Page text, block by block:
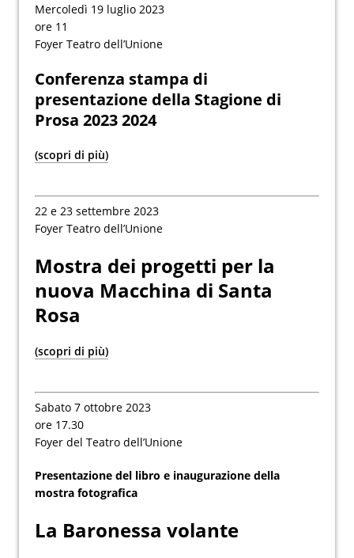
Mercoledì 19 luglio 2023
ore 11
Foyer Teatro dell’Unione
Conferenza stampa di
presentazione della Stagione di
Prosa 2023 2024
(scopri di più)
22 e 23 settembre 2023
Foyer Teatro dell’Unione
Mostra dei progetti per la
nuova Macchina di Santa
Rosa
(scopri di più)
Sabato 7 ottobre 2023
ore 17.30
Foyer del Teatro dell’Unione
Presentazione del libro e inaugurazione della
mostra fotografica
La Baronessa volante